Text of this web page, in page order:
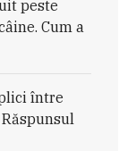
peste
Cum a
între